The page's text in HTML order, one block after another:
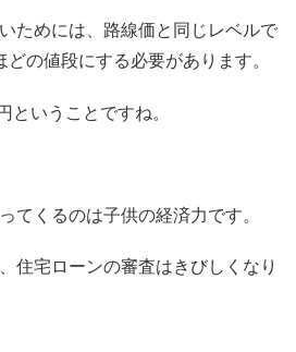
ためには、路線価と同じレベルで
の値段にする必要があります。
ということですね。
てくるのは子供の経済力です。
住宅ローンの審査はきびしくなり